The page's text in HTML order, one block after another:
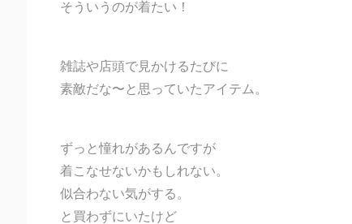
そういうのが着たい！
雑誌や店頭で見かけるたびに
素敵だな〜と思っていたアイテム。
ずっと憧れがあるんですが
着こなせないかもしれない。
似合わない気がする。
と買わずにいたけど